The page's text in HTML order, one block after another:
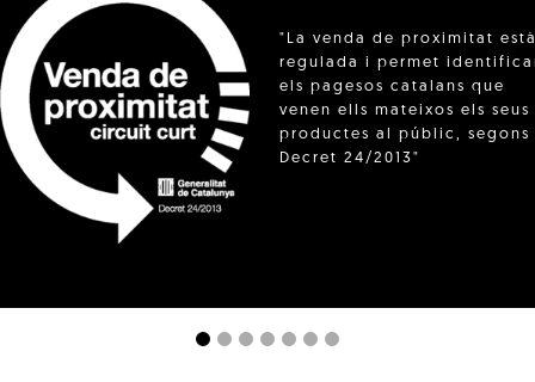
"La venda de proximitat
regulada i permet
els pagesos catalans que
venen ells mateixos els seus
productes al públic, segons
Decret 24/2013"